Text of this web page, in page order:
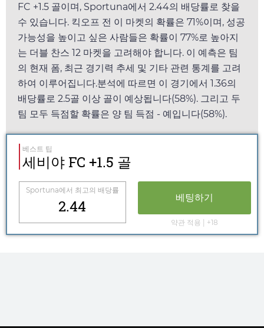
FC +1.5 골이며, Sportuna에서 2.44의 배당률로 찾을
수 있습니다. 킥오프 전 이 마켓의 확률은 71%이며, 성공
가능성을 높이고 싶은 사람들은 확률이 77%로 높아지
는 더블 찬스 12 마켓을 고려해야 합니다. 이 예측은 팀
의 현재 폼, 최근 경기력 추세 및 기타 관련 통계를 고려
하여 이루어집니다.분석에 따르면 이 경기에서 1.36의
배당률로 2.5골 이상 골이 예상됩니다(58%). 그리고 두
팀 모두 득점할 확률은 양 팀 득점 - 예입니다(58%).
베스트 팁
세비야 FC +1.5 골
Sportuna에서 최고의 배당률
2.44 베팅하기
약관 적용 | +18